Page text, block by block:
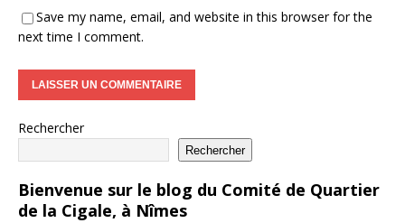
Save my name, email, and website in this browser for the
next time I comment.
Rechercher
Rechercher
Bienvenue sur le blog du Comité de Quartier
de la Cigale, à Nîmes